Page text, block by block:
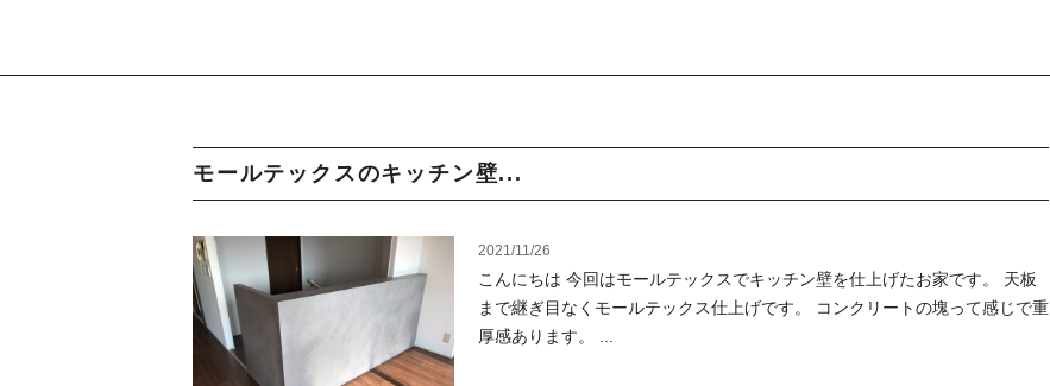
モールテックスのキッチン壁...
2021/11/26
こんにちは 今回はモールテックスでキッチン壁を仕上げたお家です。 天板
まで継ぎ目なくモールテックス仕上げです。 コンクリートの塊って感じで重
厚感あります。 ...